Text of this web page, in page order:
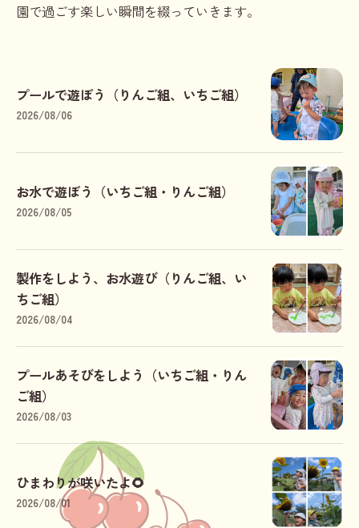
園で過ごす楽しい瞬間を綴っていきます。
プールで遊ぼう（りんご組、いちご組）
2026/08/06
お水で遊ぼう（いちご組・りんご組）
2026/08/05
製作をしよう、お水遊び（りんご組、い
ちご組）
2026/08/04
プールあそびをしよう（いちご組・りん
ご組）
2026/08/03
ひまわりが咲いたよ🌻
2026/08/01